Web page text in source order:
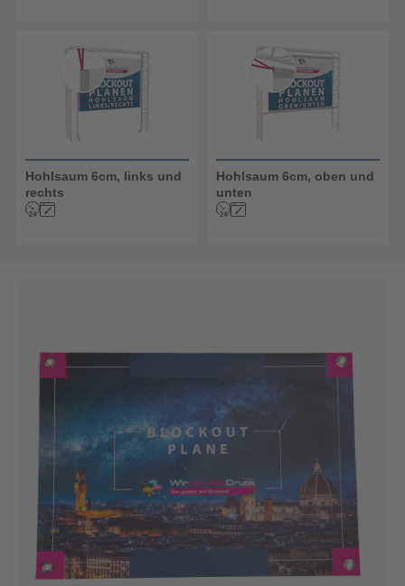
Hohlsaum 6cm, links und
rechts
Hohlsaum 6cm, oben und
unten